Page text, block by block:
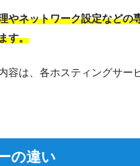
やネットワーク設定などの
す。
容は、各ホスティングサー
の違い